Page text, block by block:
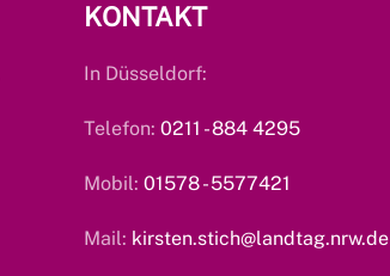
KONTAKT
In Düsseldorf:
Telefon: 0211 - 884 4295
Mobil: 01578 - 5577421
Mail: kirsten.stich@landtag.nrw.de